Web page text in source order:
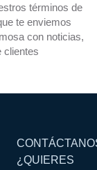
términos de
te enviemos
con noticias,
clientes
¿QUIERES